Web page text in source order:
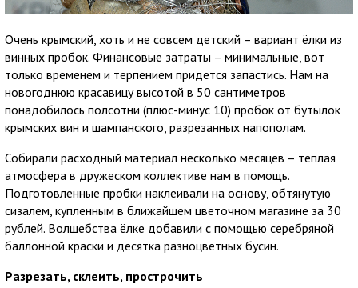
Очень крымский, хоть и не совсем детский – вариант ёлки из
винных пробок. Финансовые затраты – минимальные, вот
только временем и терпением придется запастись. Нам на
новогоднюю красавицу высотой в 50 сантиметров
понадобилось полсотни (плюс-минус 10) пробок от бутылок
крымских вин и шампанского, разрезанных напополам.
Собирали расходный материал несколько месяцев – теплая
атмосфера в дружеском коллективе нам в помощь.
Подготовленные пробки наклеивали на основу, обтянутую
сизалем, купленным в ближайшем цветочном магазине за 30
рублей. Волшебства ёлке добавили с помощью серебряной
баллонной краски и десятка разноцветных бусин.
Разрезать, склеить, прострочить